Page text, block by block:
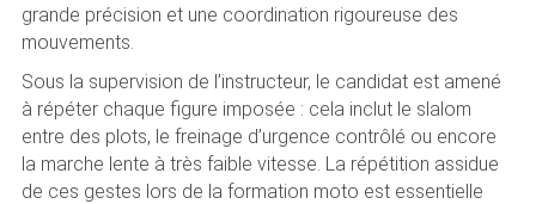
grande précision et une coordination rigoureuse des
mouvements.
Sous la supervision de l’instructeur, le candidat est amené
à répéter chaque figure imposée : cela inclut le slalom
entre des plots, le freinage d’urgence contrôlé ou encore
la marche lente à très faible vitesse. La répétition assidue
de ces gestes lors de la formation moto est essentielle